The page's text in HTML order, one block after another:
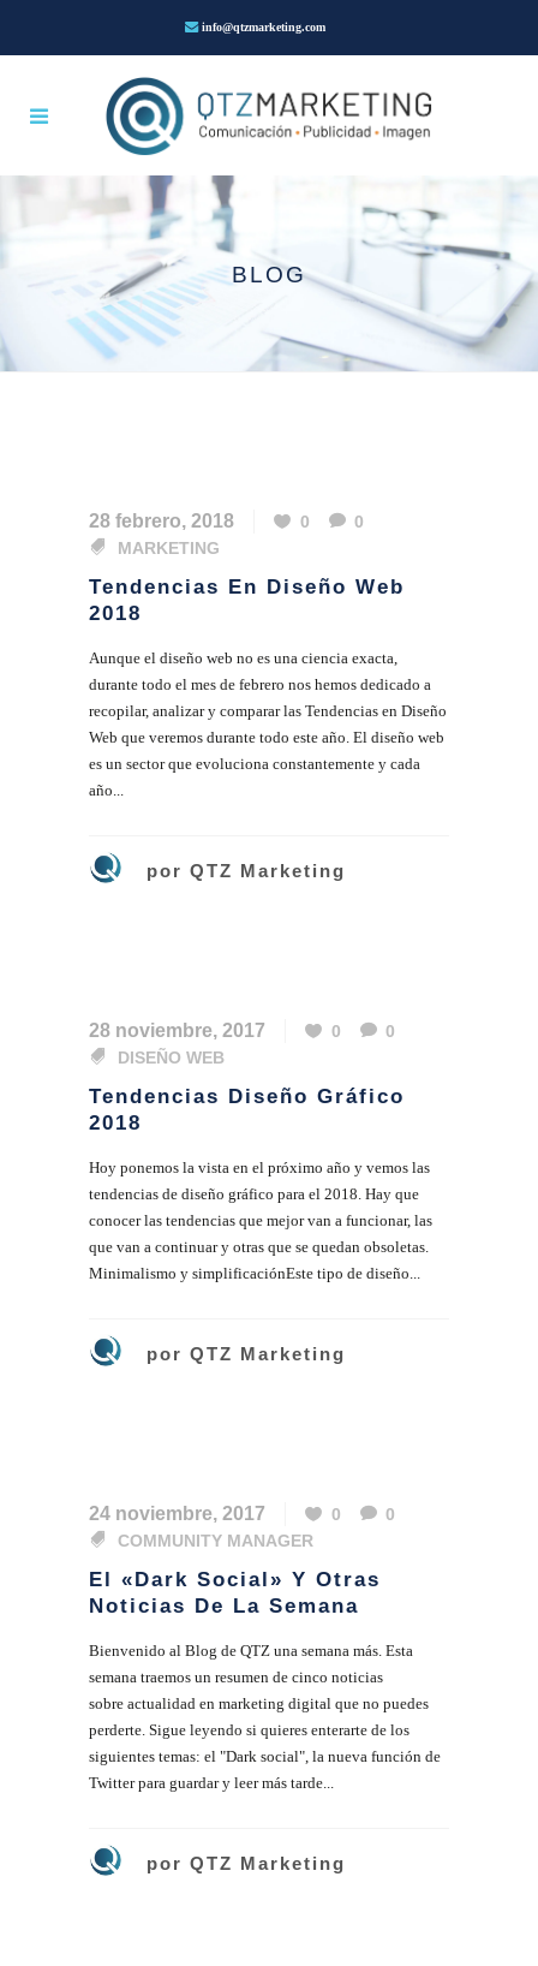
info@qtzmarketing.com
BLOG
28 febrero, 2018 0
0
MARKETING
Tendencias En Diseño Web
2018
Aunque el diseño web no es una ciencia exacta,
durante todo el mes de febrero nos hemos dedicado a
recopilar, analizar y comparar las Tendencias en Diseño
Web que veremos durante todo este año. El diseño web
es un sector que evoluciona constantemente y cada
año...
por QTZ Marketing
28 noviembre, 2017 0
0
DISEÑO WEB
Tendencias Diseño Gráfico
2018
Hoy ponemos la vista en el próximo año y vemos las
tendencias de diseño gráfico para el 2018. Hay que
conocer las tendencias que mejor van a funcionar, las
que van a continuar y otras que se quedan obsoletas.
Minimalismo y simplificaciónEste tipo de diseño...
por QTZ Marketing
24 noviembre, 2017 0
0
COMMUNITY MANAGER
El «dark Social» Y Otras
Noticias De La Semana
Bienvenido al Blog de QTZ una semana más. Esta
semana traemos un resumen de cinco noticias
sobre actualidad en marketing digital que no puedes
perderte. Sigue leyendo si quieres enterarte de los
siguientes temas: el "Dark social", la nueva función de
Twitter para guardar y leer más tarde...
por QTZ Marketing